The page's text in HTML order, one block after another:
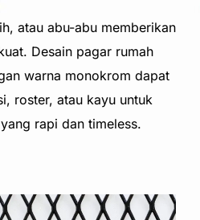
atau abu-abu memberikan
Desain pagar rumah
warna monokrom dapat
roster, atau kayu untuk
rapi dan timeless.